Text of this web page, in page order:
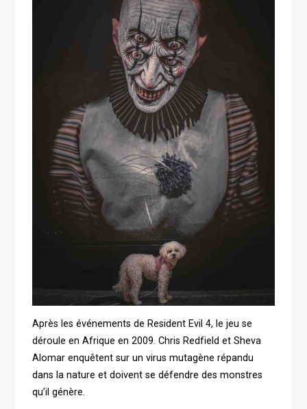
Après les événements de Resident Evil 4, le jeu se
déroule en Afrique en 2009. Chris Redfield et Sheva
Alomar enquêtent sur un virus mutagène répandu
dans la nature et doivent se défendre des monstres
qu’il génère.